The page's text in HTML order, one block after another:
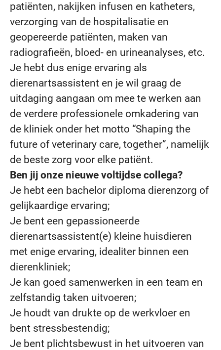
patiënten, nakijken infusen en katheters,
verzorging van de hospitalisatie en
geopereerde patiënten, maken van
radiografieën, bloed- en urineanalyses, etc.
Je hebt dus enige ervaring als
dierenartsassistent en je wil graag de
uitdaging aangaan om mee te werken aan
de verdere professionele omkadering van
de kliniek onder het motto “Shaping the
future of veterinary care, together”, namelijk
de beste zorg voor elke patiënt.
Ben jij onze nieuwe voltijdse collega?
Je hebt een bachelor diploma dierenzorg of
gelijkaardige ervaring;
Je bent een gepassioneerde
dierenartsassistent(e) kleine huisdieren
met enige ervaring, idealiter binnen een
dierenkliniek;
Je kan goed samenwerken in een team en
zelfstandig taken uitvoeren;
Je houdt van drukte op de werkvloer en
bent stressbestendig;
Je bent plichtsbewust in het uitvoeren van